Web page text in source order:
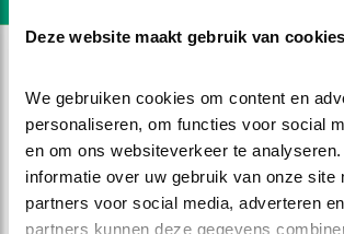
Deze website maakt gebruik van cookies
We gebruiken cookies om content en
personaliseren, om functies voor social
en om ons websiteverkeer te
informatie over uw gebruik van onze site
partners voor social media, adverteren
partners kunnen deze gegevens